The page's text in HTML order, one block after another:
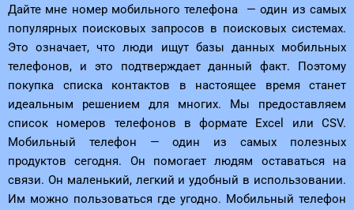
Дайте мне номер мобильного телефона — один из самых
популярных поисковых запросов в поисковых системах.
Это означает, что люди ищут базы данных мобильных
телефонов, и это подтверждает данный факт. Поэтому
покупка списка контактов в настоящее время станет
идеальным решением для многих. Мы предоставляем
список номеров телефонов в формате Excel или CSV.
Мобильный телефон — один из самых полезных
продуктов сегодня. Он помогает людям оставаться на
связи. Он маленький, легкий и удобный в использовании.
Им можно пользоваться где угодно. Мобильный телефон